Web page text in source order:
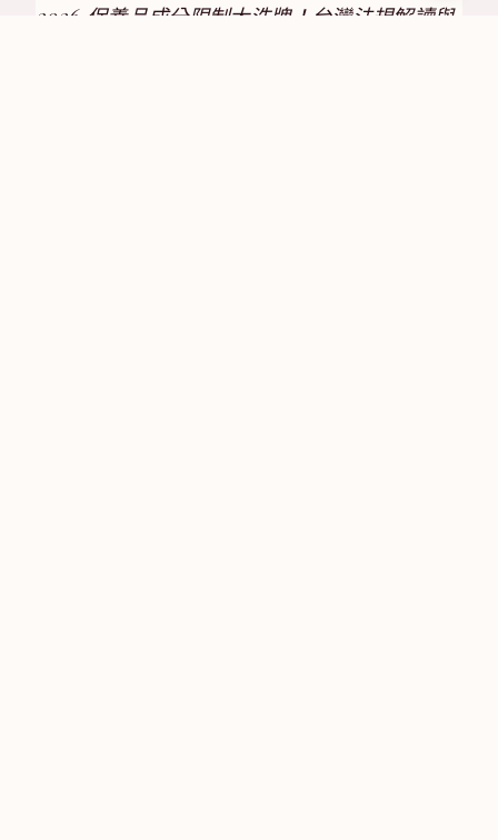
2026 保養品成分限制大洗牌！台灣法規解讀與